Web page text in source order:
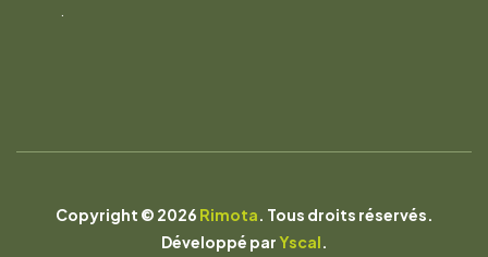
Copyright © 2026 Rimota. Tous droits réservés.
Développé parYscal.